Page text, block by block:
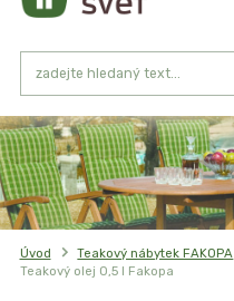
Úvod Teakový nábytek FAKOPA
Teakový olej 0,5 l Fakopa